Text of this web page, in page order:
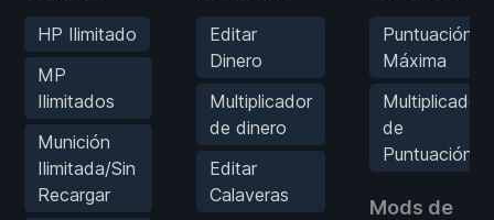
HP Ilimitado
MP
Ilimitados
Munición
Ilimitada/Sin
Recargar
Editar
Dinero
Multiplicador
de dinero
Editar
Calaveras
Puntuación
Máxima
Multiplicador
de
Puntuación
Mods de